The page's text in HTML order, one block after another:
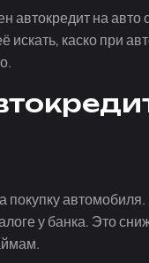
автокредит на
каско при
покупку
у банка. Это